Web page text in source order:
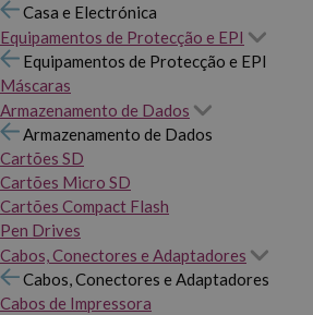
Casa e Electrónica
Equipamentos de Protecção e EPI
Equipamentos de Protecção e EPI
Máscaras
Armazenamento de Dados
Armazenamento de Dados
Cartões SD
Cartões Micro SD
Cartões Compact Flash
Pen Drives
Cabos, Conectores e Adaptadores
Cabos, Conectores e Adaptadores
Cabos de Impressora